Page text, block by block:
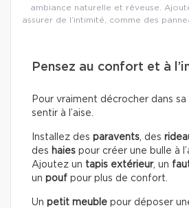
ambiance naturelle et rêveuse.
assurer de l’intimité, comme des
Pensez au confort et à
Pour vraiment décrocher dans sa
sentir à l’aise.
Installez des paravents , des
des haies pour créer une bulle à
Ajoutez un tapis extérieur, un
un pouf pour plus de confort.
Un petit meuble pour déposer